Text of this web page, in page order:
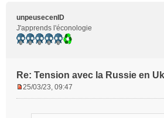
unpeusecenID
J'apprends l'éconologie
Re: Tension avec la Russie en
25/03/23, 09:47